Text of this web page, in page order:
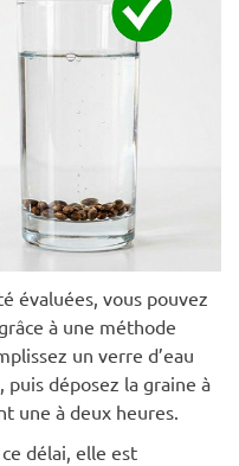
évaluées, vous pouvez
à une méthode
un verre d’eau
puis déposez la graine à
une à deux heures.
délai, elle est